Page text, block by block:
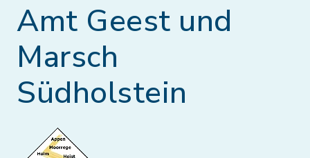
Amt Geest und
Marsch
Südholstein